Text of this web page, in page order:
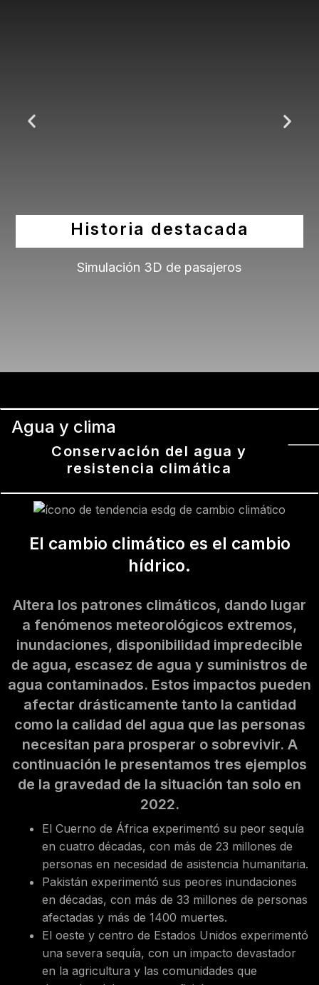
Historia destacada
Simulación 3D de pasajeros
Agua y clima
Conservación del agua y
resistencia climática
El cambio climático es el cambio
hídrico.
Altera los patrones climáticos, dando lugar
a fenómenos meteorológicos extremos,
inundaciones, disponibilidad impredecible
de agua, escasez de agua y suministros de
agua contaminados. Estos impactos pueden
afectar drásticamente tanto la cantidad
como la calidad del agua que las personas
necesitan para prosperar o sobrevivir. A
continuación le presentamos tres ejemplos
de la gravedad de la situación tan solo en
2022.
El Cuerno de África experimentó su peor sequía
en cuatro décadas, con más de 23 millones de
personas en necesidad de asistencia humanitaria.
Pakistán experimentó sus peores inundaciones
en décadas, con más de 33 millones de personas
afectadas y más de 1400 muertes.
El oeste y centro de Estados Unidos experimentó
una severa sequía, con un impacto devastador
en la agricultura y las comunidades que